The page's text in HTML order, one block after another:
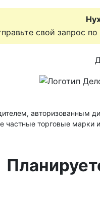
свой запрос
авторизованным
частные торговые марки